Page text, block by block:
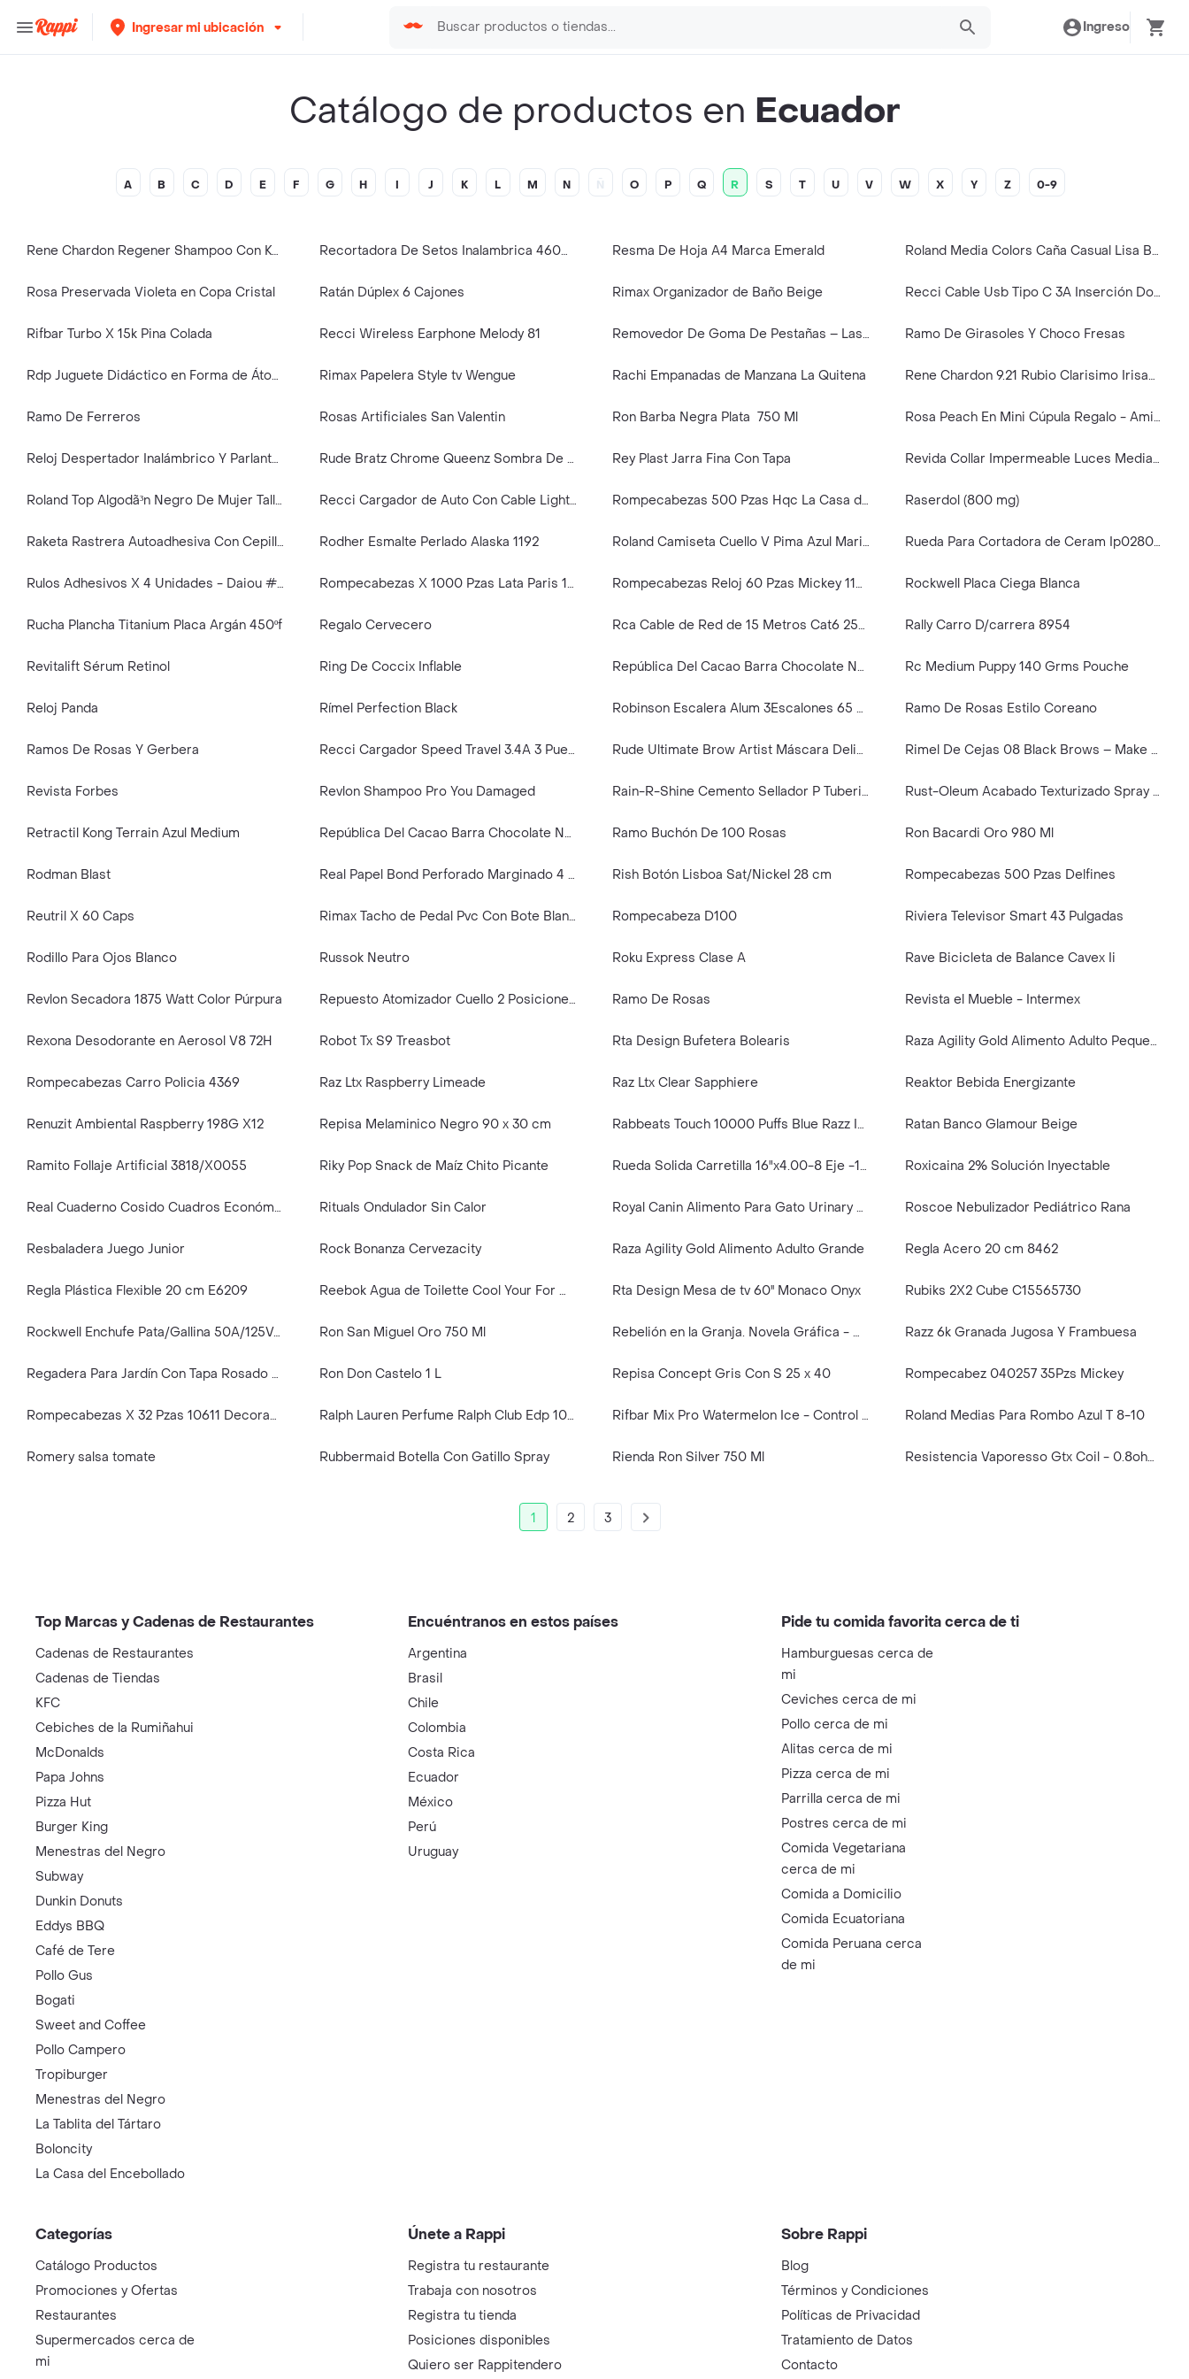
Ingresar mi ubicación Ingreso
Catálogo de productos en Ecuador
A B C D E F G H I J K L M N Ñ O P Q R S T U V W X Y Z 0-9
Rene Chardon Regener Shampoo Con Keratina Fuerza & Reparacion 1000ml. Recortadora De Setos Inalambrica 460mm 20v Ingco Resma De Hoja A4 Marca Emerald Roland Media Colors Caña Casual Lisa Bananas Sin Costura Negro
Rosa Preservada Violeta en Copa Cristal Ratán Dúplex 6 Cajones Rimax Organizador de Baño Beige Recci Cable Usb Tipo C 3A Inserción Doble Lateral
Rifbar Turbo X 15k Pina Colada Recci Wireless Earphone Melody 81 Removedor De Goma De Pestañas – Lash Remover – Veró Beauty Ramo De Girasoles Y Choco Fresas
Rdp Juguete Didáctico en Forma de Átomos Rimax Papelera Style tv Wengue Rachi Empanadas de Manzana La Quitena Rene Chardon 9.21 Rubio Clarisimo Irisado Cenizo
Ramo De Ferreros Rosas Artificiales San Valentin Ron Barba Negra Plata 750 Ml Rosa Peach En Mini Cúpula Regalo - Amistad - Cumpleaños- Dia De La Madre
Reloj Despertador Inalámbrico Y Parlante Bluetoo Ccr101bk Rude Bratz Chrome Queenz Sombra De Ojos Líquida - Diva 3.5ml Rey Plast Jarra Fina Con Tapa Revida Collar Impermeable Luces Mediano Verde
Roland Top Algodã³n Negro De Mujer Talla L Recci Cargador de Auto Con Cable Lightning Color Negro Rompecabezas 500 Pzas Hqc La Casa de Pap Raserdol (800 mg)
Raketa Rastrera Autoadhesiva Con Cepillo Rodher Esmalte Perlado Alaska 1192 Roland Camiseta Cuello V Pima Azul Marino De Mujer Talla L Rueda Para Cortadora de Ceram Ip0280702-8117
Rulos Adhesivos X 4 Unidades - Daiou # 2.8 Rompecabezas X 1000 Pzas Lata Paris 11446 Rompecabezas Reloj 60 Pzas Mickey 11596 Rockwell Placa Ciega Blanca
Rucha Plancha Titanium Placa Argán 450ºf Regalo Cervecero Rca Cable de Red de 15 Metros Cat6 250Mhz Rally Carro D/carrera 8954
Revitalift Sérum Retinol Ring De Coccix Inflable República Del Cacao Barra Chocolate Negro El Oro 67% Rc Medium Puppy 140 Grms Pouche
Reloj Panda Rímel Perfection Black Robinson Escalera Alum 3Escalones 65 cm Ramo De Rosas Estilo Coreano
Ramos De Rosas Y Gerbera Recci Cargador Speed Travel 3.4A 3 Puertos Usb Digital Display Rude Ultimate Brow Artist Máscara Delineador Para Cejas - Neutral Brown Rimel De Cejas 08 Black Brows – Make Me Brow – Essence
Revista Forbes Revlon Shampoo Pro You Damaged Rain-R-Shine Cemento Sellador P Tuberia Ace Rust-Oleum Acabado Texturizado Spray Piedra Negro
Retractil Kong Terrain Azul Medium República Del Cacao Barra Chocolate Negro Con Leche Uvilla 48% Ramo Buchón De 100 Rosas Ron Bacardi Oro 980 Ml
Rodman Blast Real Papel Bond Perforado Marginado 4 Líneas A5 Hojas 50 U Rish Botón Lisboa Sat/Nickel 28 cm Rompecabezas 500 Pzas Delfines
Reutril X 60 Caps Rimax Tacho de Pedal Pvc Con Bote Blanco Rompecabeza D100 Riviera Televisor Smart 43 Pulgadas
Rodillo Para Ojos Blanco Russok Neutro Roku Express Clase A Rave Bicicleta de Balance Cavex Ii
Revlon Secadora 1875 Watt Color Púrpura Repuesto Atomizador Cuello 2 Posiciones 28/410 mm Ramo De Rosas Revista el Mueble - Intermex
Rexona Desodorante en Aerosol V8 72H Robot Tx S9 Treasbot Rta Design Bufetera Bolearis Raza Agility Gold Alimento Adulto Pequeña Salmon Y Cordero
Rompecabezas Carro Policia 4369 Raz Ltx Raspberry Limeade Raz Ltx Clear Sapphiere Reaktor Bebida Energizante
Renuzit Ambiental Raspberry 198G X12 Repisa Melaminico Negro 90 x 30 cm Rabbeats Touch 10000 Puffs Blue Razz Ice Ratan Banco Glamour Beige
Ramito Follaje Artificial 3818/X0055 Riky Pop Snack de Maíz Chito Picante Rueda Solida Carretilla 16"x4.00-8 Eje -130kg Wadfow Roxicaina 2% Solución Inyectable
Real Cuaderno Cosido Cuadros Económico Cara Feliz 100 Hojas Rituals Ondulador Sin Calor Royal Canin Alimento Para Gato Urinary 85g Roscoe Nebulizador Pediátrico Rana
Resbaladera Juego Junior Rock Bonanza Cervezacity Raza Agility Gold Alimento Adulto Grande Regla Acero 20 cm 8462
Regla Plástica Flexible 20 cm E6209 Reebok Agua de Toilette Cool Your For Men Rta Design Mesa de tv 60'' Monaco Onyx Rubiks 2X2 Cube C15565730
Rockwell Enchufe Pata/Gallina 50A/125V-250V Rockw Ron San Miguel Oro 750 Ml Rebelión en la Granja. Novela Gráfica - Orwell George Razz 6k Granada Jugosa Y Frambuesa
Regadera Para Jardín Con Tapa Rosado Sólido Ron Don Castelo 1 L Repisa Concept Gris Con S 25 x 40 Rompecabez 040257 35Pzs Mickey
Rompecabezas X 32 Pzas 10611 Decorable Ralph Lauren Perfume Ralph Club Edp 100ml Rifbar Mix Pro Watermelon Ice - Control De Dulzura 40000 Puffs Roland Medias Para Rombo Azul T 8-10
Romery salsa tomate Rubbermaid Botella Con Gatillo Spray Rienda Ron Silver 750 Ml Resistencia Vaporesso Gtx Coil - 0.8ohm (12-16w)
1 2 3
Top Marcas y Cadenas de Restaurantes
Cadenas de Restaurantes
Cadenas de Tiendas
KFC
Cebiches de la Rumiñahui
McDonalds
Papa Johns
Pizza Hut
Burger King
Menestras del Negro
Subway
Dunkin Donuts
Eddys BBQ
Café de Tere
Pollo Gus
Bogati
Sweet and Coffee
Pollo Campero
Tropiburger
Menestras del Negro
La Tablita del Tártaro
Boloncity
La Casa del Encebollado
Encuéntranos en estos países
Argentina
Brasil
Chile
Colombia
Costa Rica
Ecuador
México
Perú
Uruguay
Pide tu comida favorita cerca de ti
Hamburguesas cerca de
mi
Ceviches cerca de mi
Pollo cerca de mi
Alitas cerca de mi
Pizza cerca de mi
Parrilla cerca de mi
Postres cerca de mi
Comida Vegetariana
cerca de mi
Comida a Domicilio
Comida Ecuatoriana
Comida Peruana cerca
de mi
Categorías
Catálogo Productos
Promociones y Ofertas
Restaurantes
Supermercados cerca de
mi
Únete a Rappi
Registra tu restaurante
Trabaja con nosotros
Registra tu tienda
Posiciones disponibles
Quiero ser Rappitendero
Sobre Rappi
Blog
Términos y Condiciones
Políticas de Privacidad
Tratamiento de Datos
Contacto